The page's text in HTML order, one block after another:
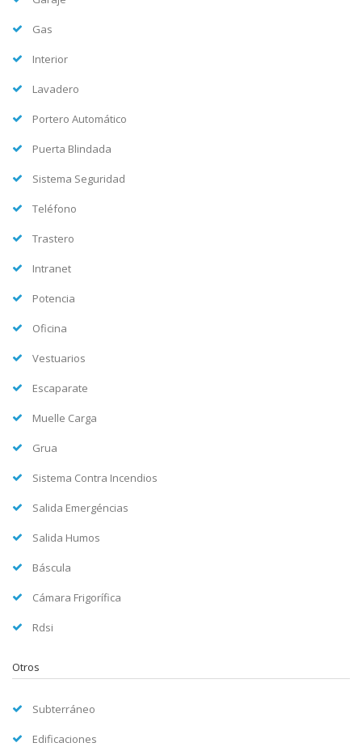
Gas
Interior
Lavadero
Portero Automático
Puerta Blindada
Sistema Seguridad
Teléfono
Trastero
Intranet
Potencia
Oficina
Vestuarios
Escaparate
Muelle Carga
Grua
Sistema Contra Incendios
Salida Emergéncias
Salida Humos
Báscula
Cámara Frigorífica
Rdsi
Otros
Subterráneo
Edificaciones